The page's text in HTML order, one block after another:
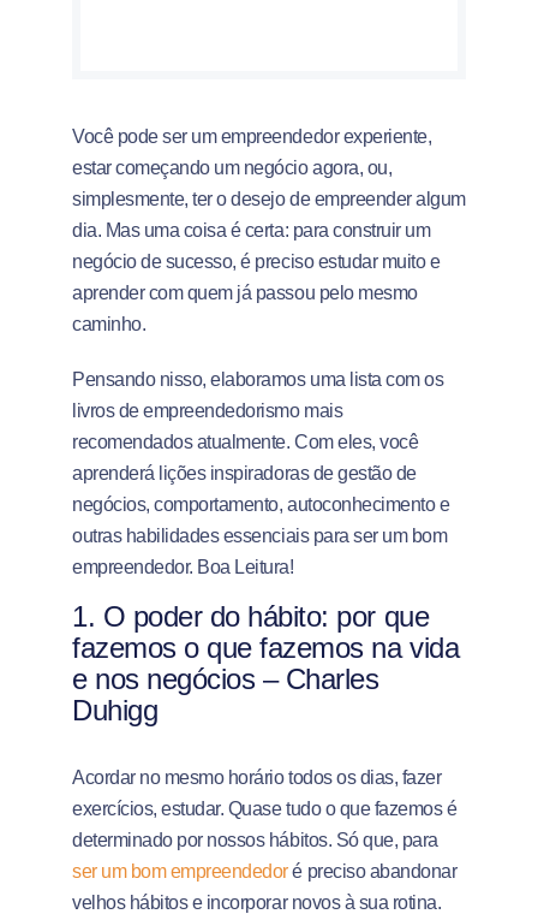
Você pode ser um empreendedor experiente,
estar começando um negócio agora, ou,
simplesmente, ter o desejo de empreender algum
dia. Mas uma coisa é certa: para construir um
negócio de sucesso, é preciso estudar muito e
aprender com quem já passou pelo mesmo
caminho.
Pensando nisso, elaboramos uma lista com os
livros de empreendedorismo mais
recomendados atualmente. Com eles, você
aprenderá lições inspiradoras de gestão de
negócios, comportamento, autoconhecimento e
outras habilidades essenciais para ser um bom
empreendedor. Boa Leitura!
1. O poder do hábito: por que
fazemos o que fazemos na vida
e nos negócios – Charles
Duhigg
Acordar no mesmo horário todos os dias, fazer
exercícios, estudar. Quase tudo o que fazemos é
determinado por nossos hábitos. Só que, para
ser um bom empreendedoré preciso abandonar
velhos hábitos e incorporar novos à sua rotina.